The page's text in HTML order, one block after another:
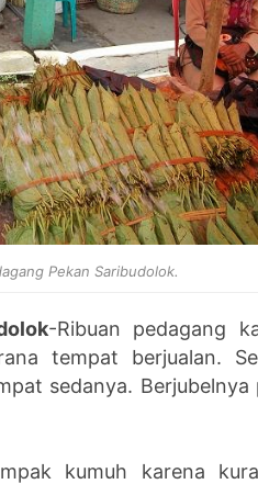
Pekan Saribudolok.
-Ribuan pedagang
tempat berjualan.
sedanya.
kumuh karena